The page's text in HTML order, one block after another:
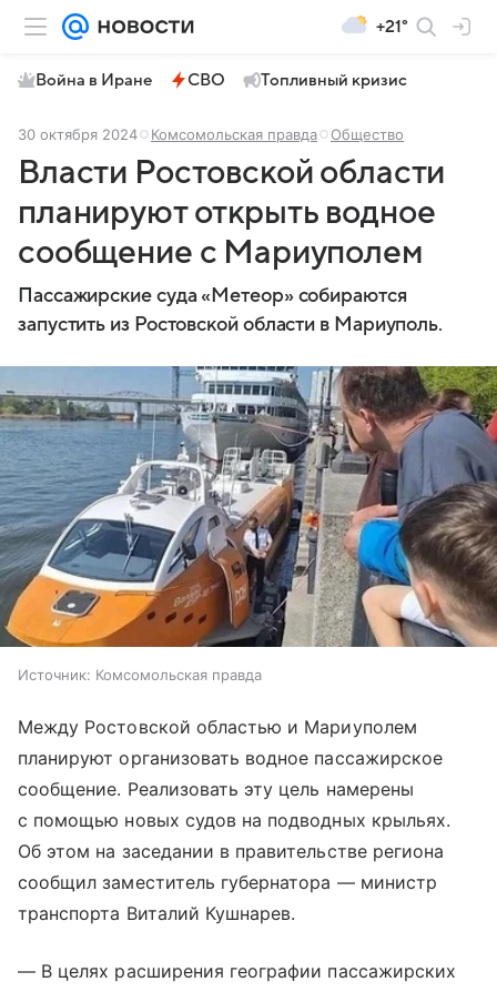
+21°
Война в Иране СВО Топливный кризис
30 октября 2024 Комсомольская правда Общество
Власти Ростовской области
планируют открыть водное
сообщение с Мариуполем
Пассажирские суда «Метеор» собираются
запустить из Ростовской области в Мариуполь.
Источник: Комсомольская правда
Между Ростовской областью и Мариуполем
планируют организовать водное пассажирское
сообщение. Реализовать эту цель намерены
с помощью новых судов на подводных крыльях.
Об этом на заседании в правительстве региона
сообщил заместитель губернатора — министр
транспорта Виталий Кушнарев.
— В целях расширения географии пассажирских